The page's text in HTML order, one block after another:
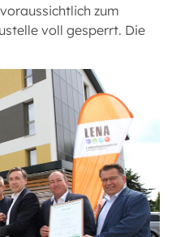
zum
voll gesperrt. Die